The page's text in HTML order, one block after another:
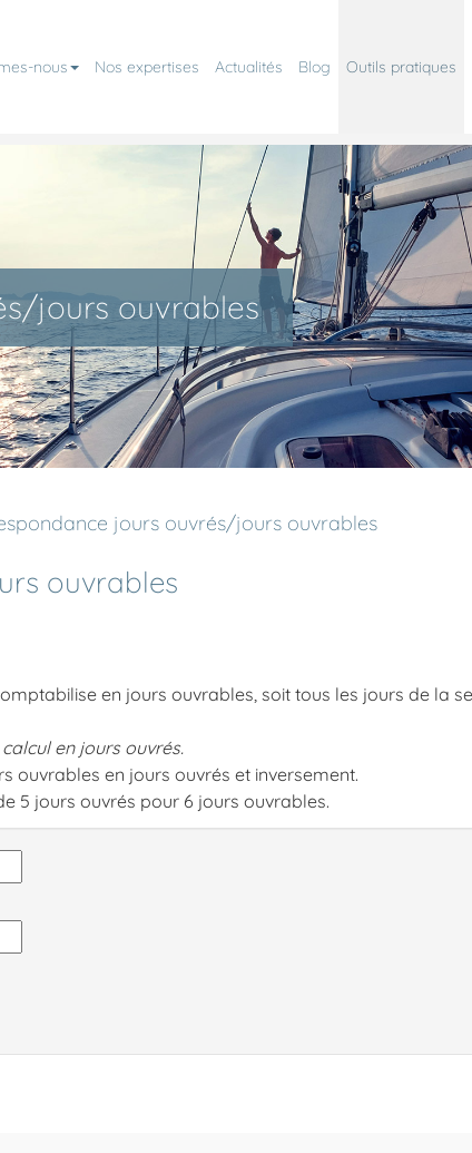
nous Nos expertises Actualités Blog Outils pratiques
jours ouvrables
jours ouvrés/jours ouvrables
ouvrables
en jours ouvrables, soit tous les jours de la
en jours ouvrés.
ouvrables en jours ouvrés et inversement.
5 jours ouvrés pour 6 jours ouvrables.